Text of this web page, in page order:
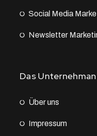
Social Media
Newsletter
Das Unternehman
Über uns
Impressum